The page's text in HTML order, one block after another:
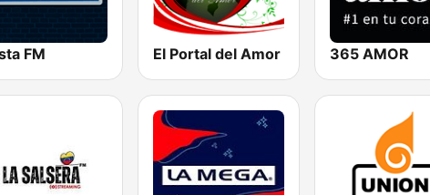
FM El Portal del Amor 365 AMOR